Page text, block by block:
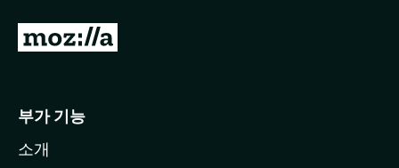
M
l
부가 기능
소개